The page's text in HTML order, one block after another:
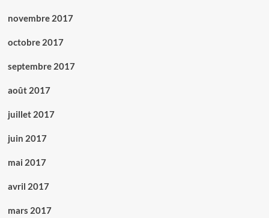
novembre 2017
octobre 2017
septembre 2017
août 2017
juillet 2017
juin 2017
mai 2017
avril 2017
mars 2017